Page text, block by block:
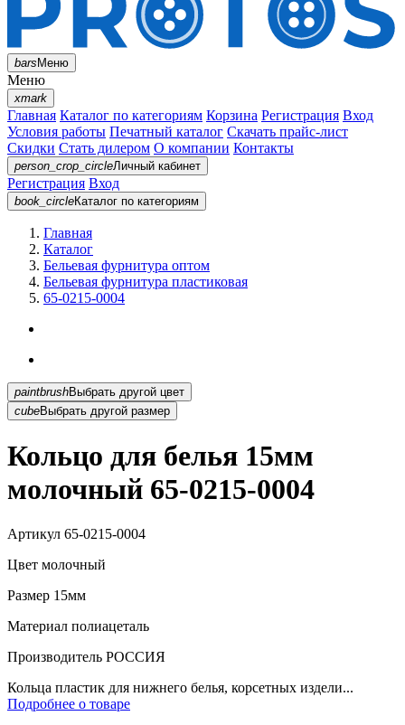
barsМеню
Меню
xmark
Главная Каталог по категориям Корзина Регистрация Вход
Условия работы Печатный каталог Скачать прайс-лист
Скидки Стать дилером О компании Контакты
person_crop_circleЛичный кабинет
Регистрация Вход
book_circleКаталог по категориям
Главная
Каталог
Бельевая фурнитура оптом
Бельевая фурнитура пластиковая
65-0215-0004
paintbrush
Выбрать другой цвет
cubeВыбрать другой размер
Кольцо для белья 15мм
молочный 65-0215-0004
Артикул 65-0215-0004
Цвет молочный
Размер 15мм
Материал полиацеталь
Производитель РОССИЯ
Кольца пластик для нижнего белья, корсетных издели...
Подробнее о товаре